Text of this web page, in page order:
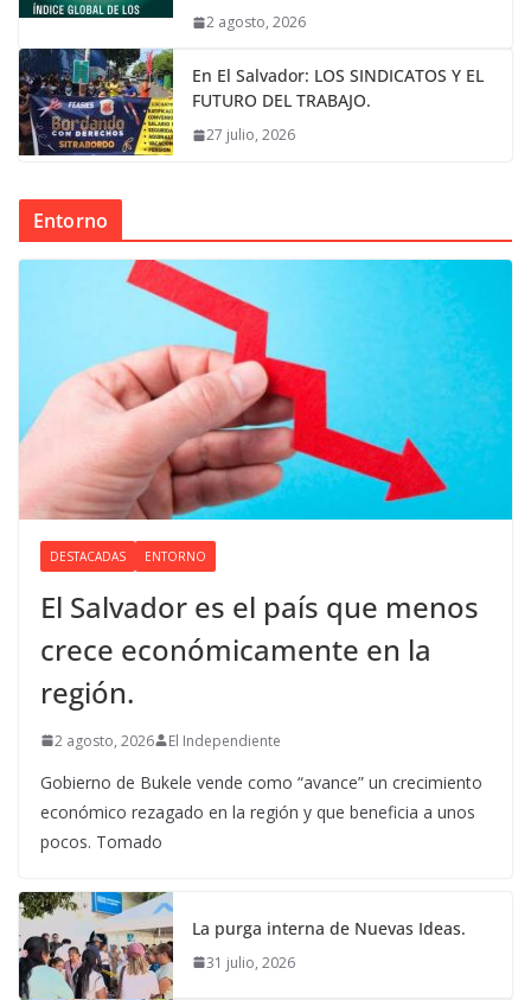
2 agosto, 2026
En El Salvador: LOS SINDICATOS Y EL
FUTURO DEL TRABAJO.
27 julio, 2026
Entorno
DESTACADAS ENTORNO
El Salvador es el país que menos
crece económicamente en la
región.
2 agosto, 2026 El Independiente
Gobierno de Bukele vende como “avance” un crecimiento
económico rezagado en la región y que beneficia a unos
pocos. Tomado
La purga interna de Nuevas Ideas.
31 julio, 2026